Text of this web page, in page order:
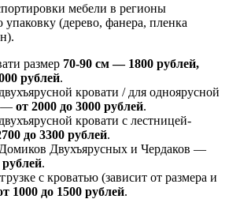
мебели в регионы
(дерево, фанера, пленка
размер 70-90 см — 1800 рублей,
рублей.
кровати / для одноярусной
— от 2000 до 3000 рублей.
кровати с лестницей-
до 3300 рублей.
Двухъярусных и Чердаков —
рублей.
с кроватью (зависит от размера и
1000 до 1500 рублей.